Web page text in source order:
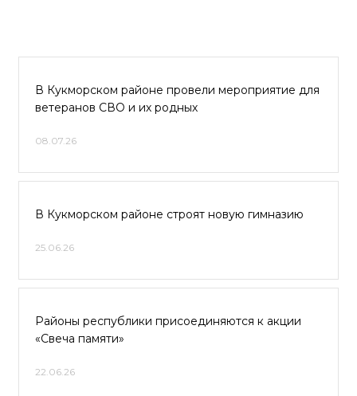
В Кукморском районе провели мероприятие для
ветеранов СВО и их родных
08.07.26
В Кукморском районе строят новую гимназию
25.06.26
Районы республики присоединяются к акции
«Свеча памяти»
22.06.26